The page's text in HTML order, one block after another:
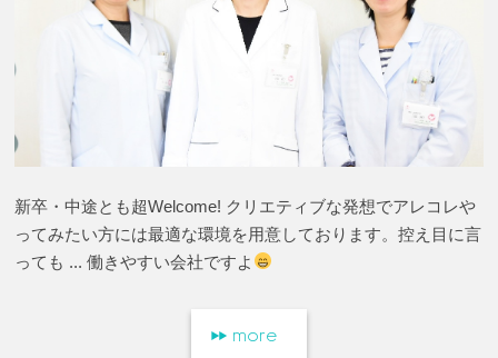
新卒・中途とも超Welcome! クリエティブな発想でアレコレや
ってみたい方には最適な環境を用意しております。控え目に言
っても ... 働きやすい会社ですよ
more